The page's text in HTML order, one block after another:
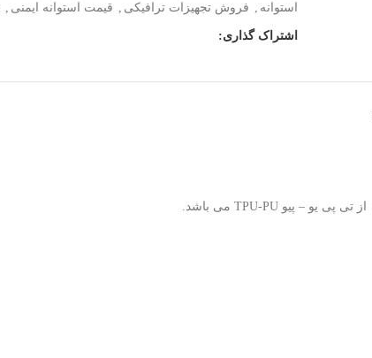
استوانه , فروش تجهیزات ترافیکی , قیمت استوانه ایمنی ,
اشتراک گذاری: